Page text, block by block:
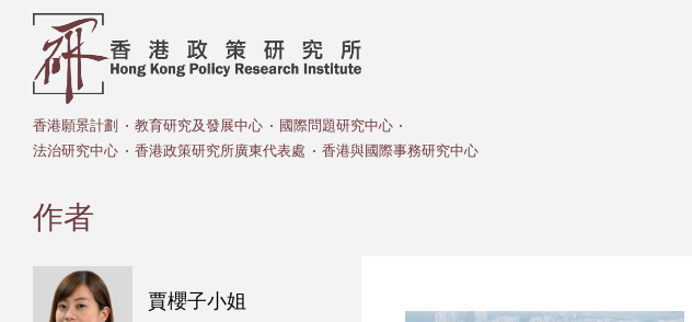
香港願景計劃 教育研究及發展中心
國際問題研究中心
法治研究中心
香港政策研究所廣東代表處 香港與國際事務研究中心
作者
賈櫻子小姐